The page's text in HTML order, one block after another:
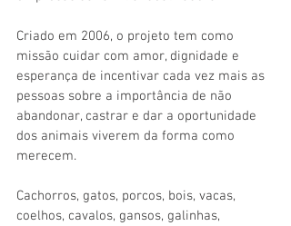
Criado em 2006, o projeto tem como
missão cuidar com amor, dignidade e
esperança de incentivar cada vez mais as
pessoas sobre a importância de não
abandonar, castrar e dar a oportunidade
dos animais viverem da forma como
merecem.
Cachorros, gatos, porcos, bois, vacas,
coelhos, cavalos, gansos, galinhas,